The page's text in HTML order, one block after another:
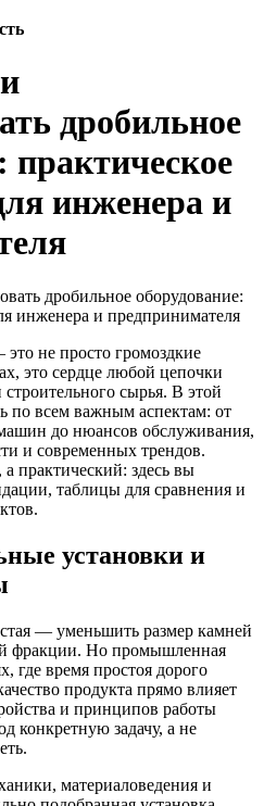
дробильное
практическое
инженера и
не просто громоздкие
это сердце любой цепочки
сырья. В этой
по всем важным аспектам: от
до нюансов обслуживания,
и современных трендов.
практический: здесь вы
таблицы для сравнения и
установки и
— уменьшить размер камней
фракции. Но промышленная
где время простоя дорого
продукта прямо влияет
и принципов работы
конкретную задачу, а не
материаловедения и